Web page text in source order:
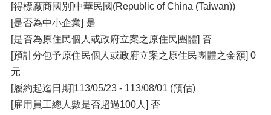
[得標廠商國別]中華⺠國(Republic of China (Taiwan))
[是否為中⼩企業] 是
[是否為原住⺠個⼈或政府立案之原住⺠團體] 否
[預計分包予原住⺠個⼈或政府立案之原住⺠團體之⾦額] 0
元
[履約起迄⽇期]113/05/23 - 113/08/01 (預估)
[雇⽤員⼯總⼈數是否超過100⼈] 否